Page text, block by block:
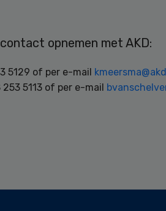
opnemen met AKD:
5129 of per e-mail
5113 of per e-mail